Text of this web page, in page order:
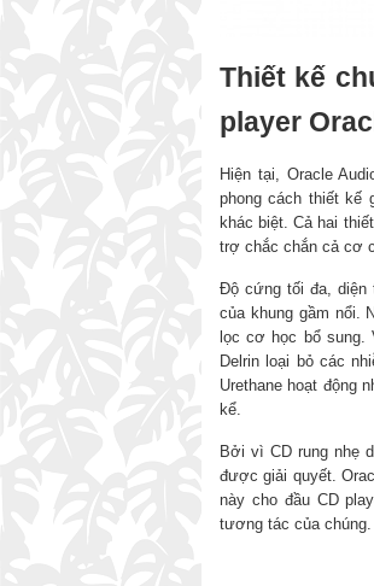
Thiết kế
player
Hiện tại, Oracle
phong cách thiết kế
khác biệt. Cả hai
trợ chắc chắn cả cơ
Độ cứng tối đa, diện
của khung gầm nổi.
lọc cơ học bổ sung.
Delrin loại bỏ các
Urethane hoạt động
kể.
Bởi vì CD rung nhẹ
được giải quyết.
này cho đầu CD
tương tác của chúng.